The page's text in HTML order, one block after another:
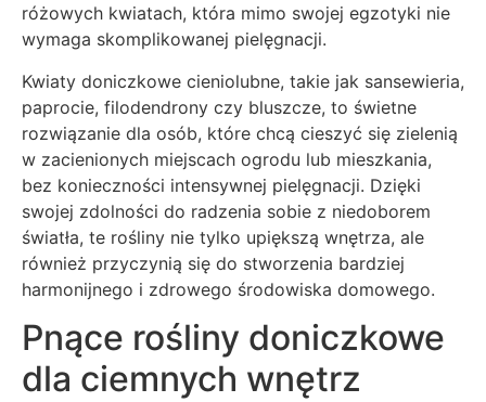
różowych kwiatach, która mimo swojej egzotyki nie
wymaga skomplikowanej pielęgnacji.
Kwiaty doniczkowe cieniolubne, takie jak sansewieria,
paprocie, filodendrony czy bluszcze, to świetne
rozwiązanie dla osób, które chcą cieszyć się zielenią
w zacienionych miejscach ogrodu lub mieszkania,
bez konieczności intensywnej pielęgnacji. Dzięki
swojej zdolności do radzenia sobie z niedoborem
światła, te rośliny nie tylko upiększą wnętrza, ale
również przyczynią się do stworzenia bardziej
harmonijnego i zdrowego środowiska domowego.
Pnące rośliny doniczkowe
dla ciemnych wnętrz